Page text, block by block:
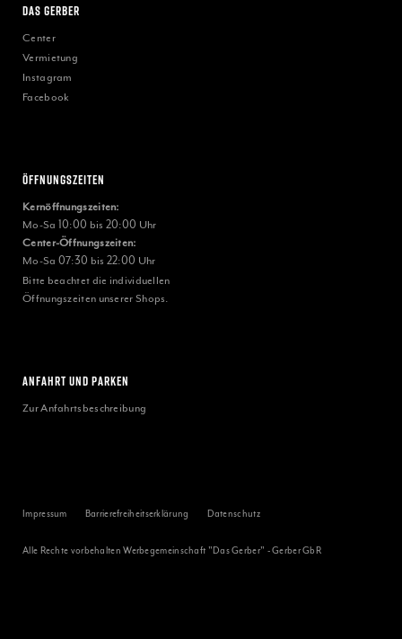
Das Gerber
Center
Vermietung
Instagram
Facebook
Öffnungszeiten
Kernöffnungszeiten:
Mo-Sa 10:00 bis 20:00 Uhr
Center-Öffnungszeiten:
Mo-Sa 07:30 bis 22:00 Uhr
Bitte beachtet die individuellen
Öffnungszeiten unserer Shops.
ANFAHRT UND PARKEN
Zur Anfahrtsbeschreibung
Impressum Barrierefreiheitserklärung Datenschutz
Alle Rechte vorbehalten Werbegemeinschaft "Das Gerber" - Gerber GbR